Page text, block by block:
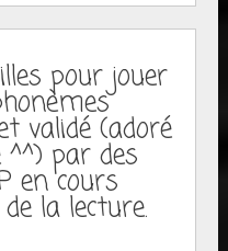
pour jouer
validé (adoré
par des
en cours
la lecture.